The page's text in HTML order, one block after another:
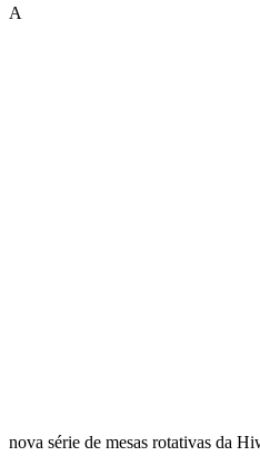
A
nova série de mesas rotativas da